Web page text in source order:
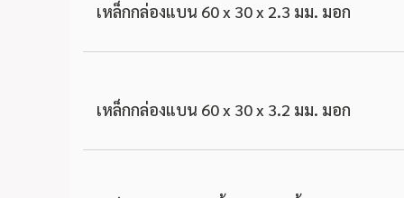
เหล็กกล่องแบน 60 x 30 x 2.3 มม. มอก
เหล็กกล่องแบน 60 x 30 x 3.2 มม. มอก